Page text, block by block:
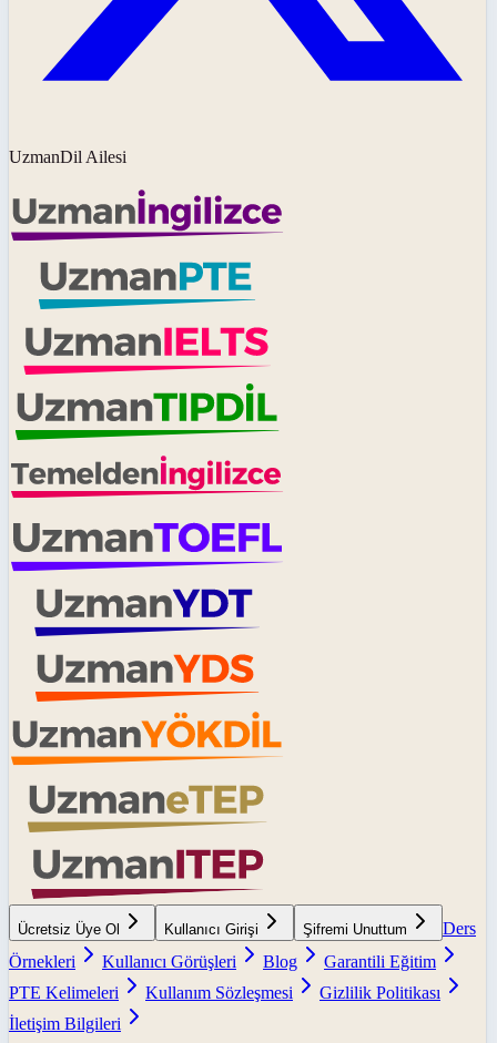
UzmanDil Ailesi
Ücretsiz Üye Ol Kullanıcı Girişi Şifremi Unuttum
Ders
Örnekleri
Kullanıcı Görüşleri Blog
Garantili Eğitim
PTE Kelimeleri
Kullanım Sözleşmesi
Gizlilik Politikası
İletişim Bilgileri